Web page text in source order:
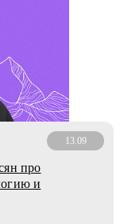
13.09
про
и